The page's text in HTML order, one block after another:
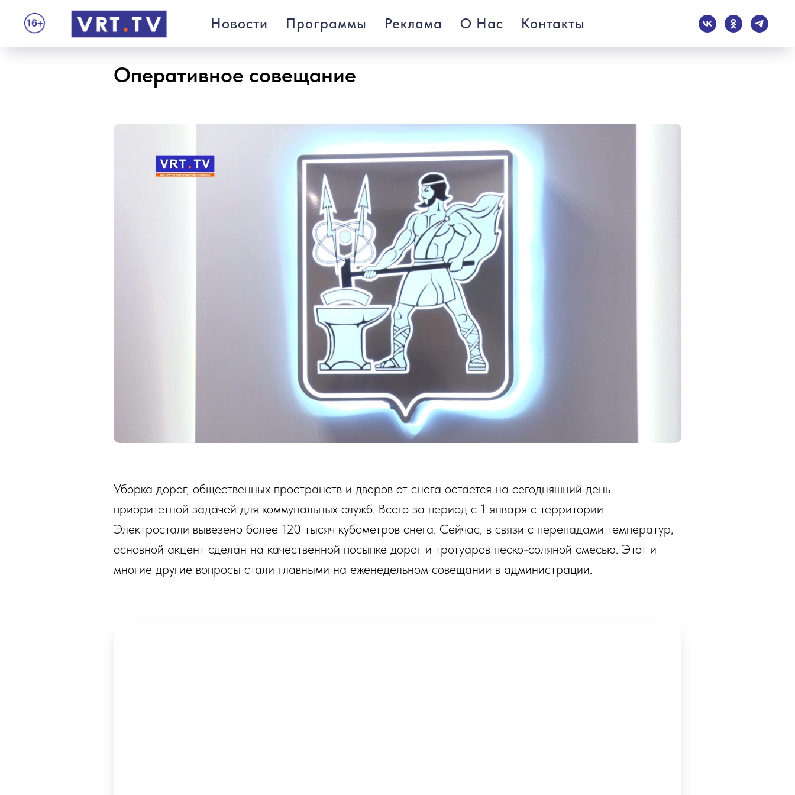
Новости Программы Реклама О Нас Контакты
Оперативное совещание
Уборка дорог, общественных пространств и дворов от снега остается на сегодняшний день
приоритетной задачей для коммунальных служб. Всего за период с 1 января с территории
Электростали вывезено более 120 тысяч кубометров снега. Сейчас, в связи с перепадами температур,
основной акцент сделан на качественной посыпке дорог и тротуаров песко-соляной смесью. Этот и
многие другие вопросы стали главными на еженедельном совещании в администрации.